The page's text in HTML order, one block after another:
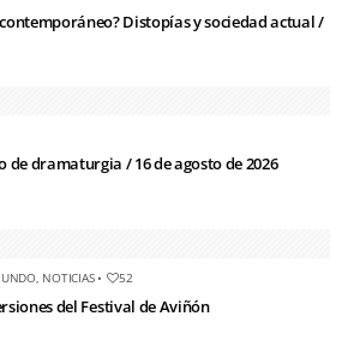
Distopías y sociedad actual /
de dramaturgia / 16 de agosto de 2026
, NOTICIAS• 52
del Festival de Aviñón